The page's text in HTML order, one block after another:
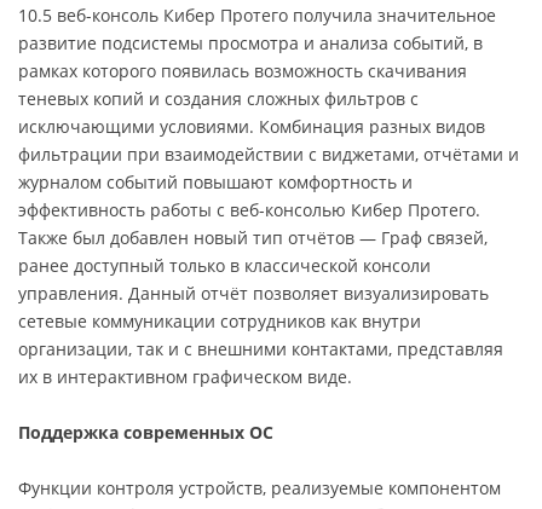
10.5 веб-консоль Кибер Протего получила значительное
развитие подсистемы просмотра и анализа событий, в
рамках которого появилась возможность скачивания
теневых копий и создания сложных фильтров с
исключающими условиями. Комбинация разных видов
фильтрации при взаимодействии с виджетами, отчётами и
журналом событий повышают комфортность и
эффективность работы с веб-консолью Кибер Протего.
Также был добавлен новый тип отчётов — Граф связей,
ранее доступный только в классической консоли
управления. Данный отчёт позволяет визуализировать
сетевые коммуникации сотрудников как внутри
организации, так и с внешними контактами, представляя
их в интерактивном графическом виде.
Поддержка современных ОС
Функции контроля устройств, реализуемые компонентом